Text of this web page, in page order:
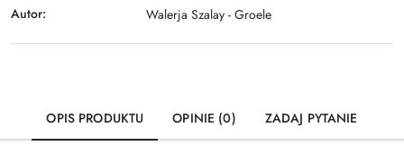
Autor: Walerja Szalay - Groele
OPIS PRODUKTU OPINIE (0) ZADAJ PYTANIE